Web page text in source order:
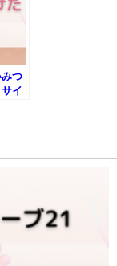
みつ
イ